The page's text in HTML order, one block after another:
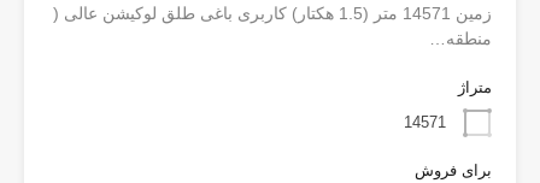
زمین 14571 متر (1.5 هکتار) کاربری باغی طلق لوکیشن عالی (
منطقه…
متراژ
14571
برای فروش